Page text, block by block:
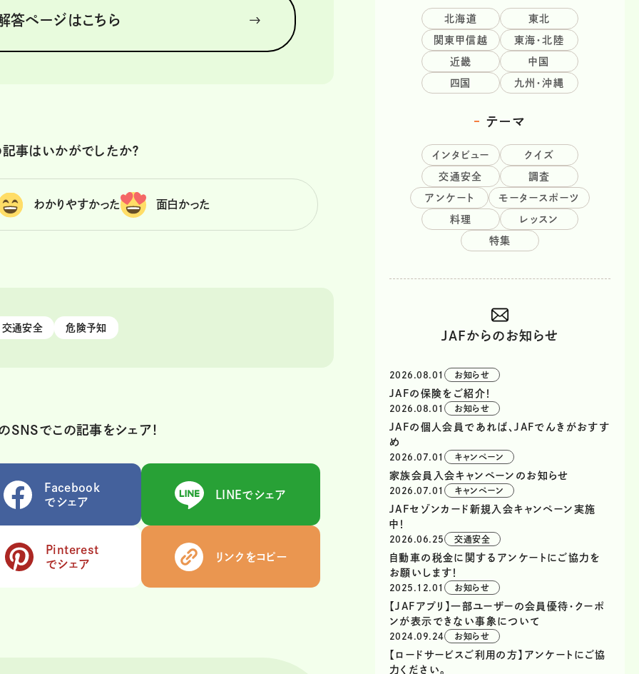
答ページはこちら
記事はいかがでしたか？
わかりやすかった 面白かった
交通安全 危険予知
SNSでこの記事をシェア！
Facebook
でシェア
LINEでシェア
Pinterest
でシェア
リンクをコピー
北海道 東北
関東甲信越 東海・北陸
近畿 中国
四国 九州・沖縄
テーマ
インタビュー クイズ
交通安全 調査
アンケート モータースポーツ
料理 レッスン
特集
JAFからのお知らせ
2026.08.01 お知らせ
JAFの保険をご紹介！
2026.08.01 お知らせ
JAFの個人会員であれば、JAFでんきがおすす
め
2026.07.01 キャンペーン
家族会員入会キャンペーンのお知らせ
2026.07.01 キャンペーン
JAFセゾンカード新規入会キャンペーン実施
中！
2026.06.25 交通安全
自動車の税金に関するアンケートにご協力を
お願いします！
2025.12.01 お知らせ
【JAFアプリ】一部ユーザーの会員優待・クーポ
ンが表示できない事象について
2024.09.24 お知らせ
【ロードサービスご利用の方】アンケートにご協
力ください。